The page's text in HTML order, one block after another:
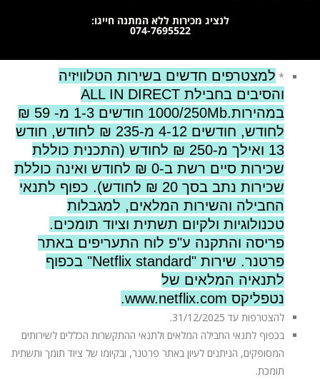
לנציג מכירות ללא המתנה חייגו:
074-7695522
* למצטרפים חדשים בשירות הטלוויזיה
והסיבים בחבילת ALL IN DIRECT
במהירות.1000/250Mb חודשים 1-3 מ- 59 ₪
לחודש, חודשים 4-12 מ-235 ₪ לחודש, חודש
13 ואילך מ-250 ₪ לחודש (התכנית כוללת
שכירות סיים רשת ב-0 ₪ לחודש ואינה כוללת
שכירות נתב בסך 20 ₪ לחודש). כפוף לתנאי
החבילה והשירות המלאים, למגבלות
טכנולוגיות ולקיום תשתית וציוד תומכים.
פריסה והתקנה ע"פ לוח התעריפיםבאתר
פרטנר. שירות "Netflix standard" בכפוף
לתנאיה המלאים של
נטפליקס www.netflix.com
.
להצטרפות עד 31/12/2025.
בכפוף לתנאי החבילה המלאים ולתנאי ההתקשרות הכללים לשירותים
המסופקים, הניתנים לעיון באתר פרטנר, ובקיומו של ציוד תומך ותשתית
תומכת.